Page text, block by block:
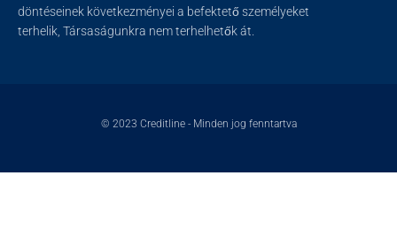
döntéseinek következményei a befektető személyeket
terhelik, Társaságunkra nem terhelhetők át.
© 2023 Creditline- Minden jog fenntartva